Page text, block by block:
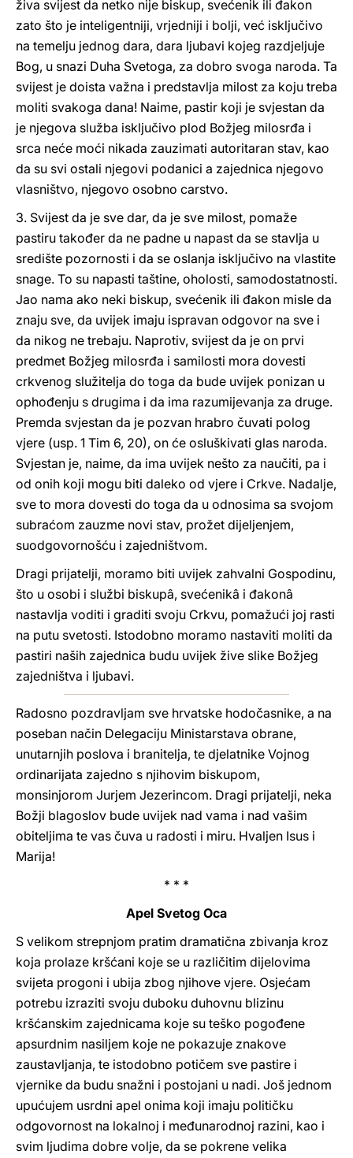
živa svijest da netko nije biskup, svećenik ili đakon
zato što je inteligentniji, vrjedniji i bolji, već isključivo
na temelju jednog dara, dara ljubavi kojeg razdjeljuje
Bog, u snazi Duha Svetoga, za dobro svoga naroda. Ta
svijest je doista važna i predstavlja milost za koju treba
moliti svakoga dana! Naime, pastir koji je svjestan da
je njegova služba isključivo plod Božjeg milosrđa i
srca neće moći nikada zauzimati autoritaran stav, kao
da su svi ostali njegovi podanici a zajednica njegovo
vlasništvo, njegovo osobno carstvo.
3. Svijest da je sve dar, da je sve milost, pomaže
pastiru također da ne padne u napast da se stavlja u
središte pozornosti i da se oslanja isključivo na vlastite
snage. To su napasti taštine, oholosti, samodostatnosti.
Jao nama ako neki biskup, svećenik ili đakon misle da
znaju sve, da uvijek imaju ispravan odgovor na sve i
da nikog ne trebaju. Naprotiv, svijest da je on prvi
predmet Božjeg milosrđa i samilosti mora dovesti
crkvenog služitelja do toga da bude uvijek ponizan u
ophođenju s drugima i da ima razumijevanja za druge.
Premda svjestan da je pozvan hrabro čuvati polog
vjere (usp. 1 Tim 6, 20), on će osluškivati glas naroda.
Svjestan je, naime, da ima uvijek nešto za naučiti, pa i
od onih koji mogu biti daleko od vjere i Crkve. Nadalje,
sve to mora dovesti do toga da u odnosima sa svojom
subraćom zauzme novi stav, prožet dijeljenjem,
suodgovornošću i zajedništvom.
Dragi prijatelji, moramo biti uvijek zahvalni Gospodinu,
što u osobi i službi biskupâ, svećenikâ i đakonâ
nastavlja voditi i graditi svoju Crkvu, pomažući joj rasti
na putu svetosti. Istodobno moramo nastaviti moliti da
pastiri naših zajednica budu uvijek žive slike Božjeg
zajedništva i ljubavi.
Radosno pozdravljam sve hrvatske hodočasnike, a na
poseban način Delegaciju Ministarstava obrane,
unutarnjih poslova i branitelja, te djelatnike Vojnog
ordinarijata zajedno s njihovim biskupom,
monsinjorom Jurjem Jezerincom. Dragi prijatelji, neka
Božji blagoslov bude uvijek nad vama i nad vašim
obiteljima te vas čuva u radosti i miru. Hvaljen Isus i
Marija!
* * *
Apel Svetog Oca
S velikom strepnjom pratim dramatična zbivanja kroz
koja prolaze kršćani koje se u različitim dijelovima
svijeta progoni i ubija zbog njihove vjere. Osjećam
potrebu izraziti svoju duboku duhovnu blizinu
kršćanskim zajednicama koje su teško pogođene
apsurdnim nasiljem koje ne pokazuje znakove
zaustavljanja, te istodobno potičem sve pastire i
vjernike da budu snažni i postojani u nadi. Još jednom
upućujem usrdni apel onima koji imaju političku
odgovornost na lokalnoj i međunarodnoj razini, kao i
svim ljudima dobre volje, da se pokrene velika